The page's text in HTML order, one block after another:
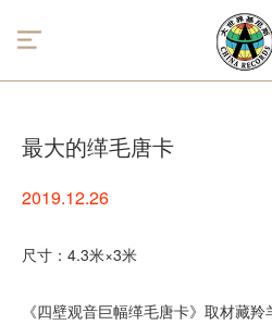
最大的缂毛唐卡
2019.12.26
尺寸：4.3米×3米
《四壁观音巨幅缂毛唐卡》取材藏